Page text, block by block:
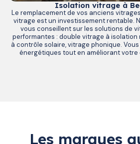
Isolation vitrage à
Le remplacement de vos anciens
vitrage est un investissement rentable.
vous conseillent sur les solutions de
performantes : double vitrage à isolation
à contrôle solaire, vitrage phonique.
énergétiques tout en améliorant
Les marques